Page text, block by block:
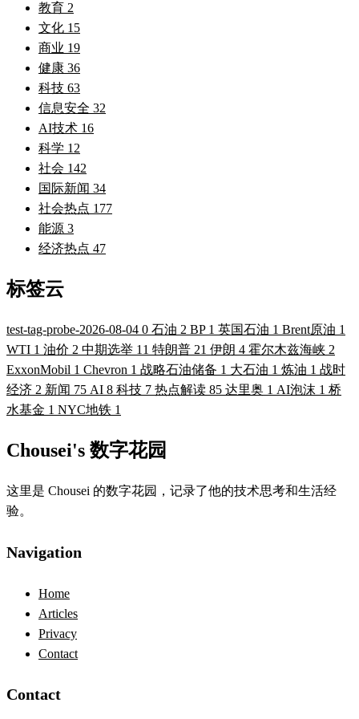
教育 2
文化 15
商业 19
健康 36
科技 63
信息安全 32
AI技术 16
科学 12
社会 142
国际新闻 34
社会热点 177
能源 3
经济热点 47
标签云
test-tag-probe-2026-08-04 0 石油 2 BP 1 英国石油 1 Brent原油 1
WTI 1 油价 2 中期选举 11 特朗普 21 伊朗 4 霍尔木兹海峡 2
ExxonMobil 1 Chevron 1 战略石油储备 1 大石油 1 炼油 1 战时
经济 2 新闻 75 AI 8 科技 7 热点解读 85 达里奥 1 AI泡沫 1 桥
水基金 1 NYC地铁 1
Chousei's 数字花园
这里是 Chousei 的数字花园，记录了他的技术思考和生活经
验。
Navigation
Home
Articles
Privacy
Contact
Contact